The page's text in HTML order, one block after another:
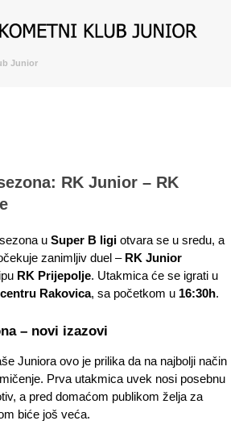
Junior
RK Junior – RK
u Super B ligi otvara se u sredu, a
zanimljiv duel – RK Junior
RK Prijepolje. Utakmica će se igrati u
Rakovica, sa početkom u 16:30h.
– novi izazovi
Juniora ovo je prilika da na najbolji način
Prva utakmica uvek nosi posebnu
a pred domaćom publikom želja za
biće još veća.